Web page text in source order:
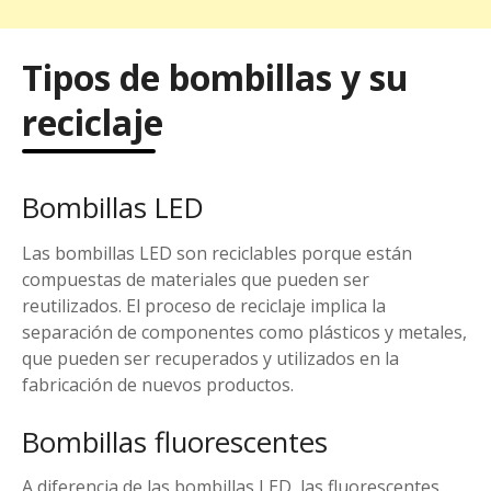
Tipos de bombillas y su
reciclaje
Bombillas LED
Las bombillas LED son reciclables porque están
compuestas de materiales que pueden ser
reutilizados. El proceso de reciclaje implica la
separación de componentes como plásticos y metales,
que pueden ser recuperados y utilizados en la
fabricación de nuevos productos.
Bombillas fluorescentes